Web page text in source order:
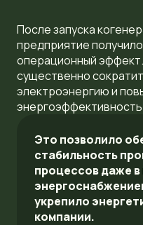
После запуска
предприятие
операционный
существенно
электроэнергию и
энергоэффективность
Это позволило
стабильность
процессов даже
укрепило
компании.